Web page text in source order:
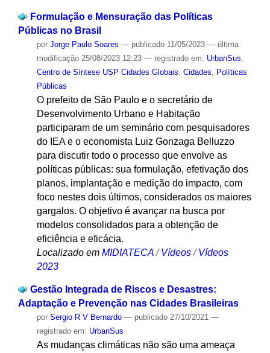
Formulação e Mensuração das Políticas
Públicas no Brasil
por Jorge Paulo Soares — publicado11/05/2023 — última
modificação25/08/2023 12:23 — registrado em: UrbanSus
Centro de Síntese USP Cidades Globais Cidades
Políticas
Públicas
O prefeito de São Paulo e o secretário de
Desenvolvimento Urbano e Habitação
participaram de um seminário com pesquisadores
do IEA e o economista Luiz Gonzaga Belluzzo
para discutir todo o processo que envolve as
políticas públicas: sua formulação, efetivação dos
planos, implantação e medição do impacto, com
foco nestes dois últimos, considerados os maiores
gargalos. O objetivo é avançar na busca por
modelos consolidados para a obtenção de
eficiência e eficácia.
Localizado em MIDIATECA /Vídeos /Vídeos
2023
Gestão Integrada de Riscos e Desastres:
Adaptação e Prevenção nas Cidades Brasileiras
por Sergio R V Bernardo — publicado27/10/2021 —
registrado em: UrbanSus
As mudanças climáticas não são uma ameaça